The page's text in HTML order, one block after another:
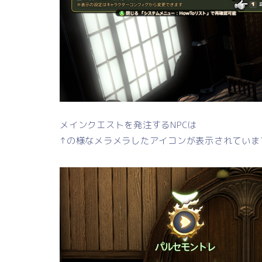
メインクエストを発注するNPCは
↑の様なメラメラしたアイコンが表示されてい